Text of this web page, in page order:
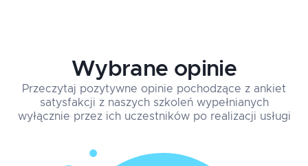
Wybrane opinie
Przeczytaj pozytywne opinie pochodzące z ankiet
satysfakcji z naszych szkoleń wypełnianych
wyłącznie przez ich uczestników po realizacji usługi